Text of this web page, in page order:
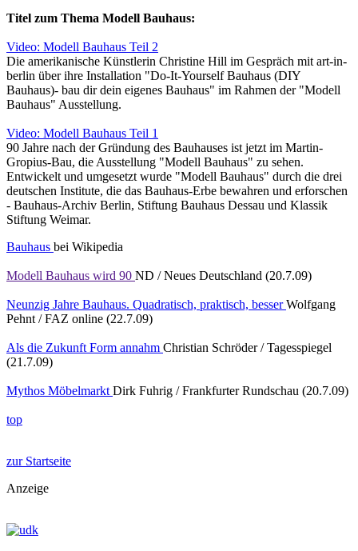
Titel zum Thema Modell Bauhaus:
Video: Modell Bauhaus Teil 2
Die amerikanische Künstlerin Christine Hill im Gespräch mit art-in-
berlin über ihre Installation "Do-It-Yourself Bauhaus (DIY
Bauhaus)- bau dir dein eigenes Bauhaus" im Rahmen der "Modell
Bauhaus" Ausstellung.
Video: Modell Bauhaus Teil 1
90 Jahre nach der Gründung des Bauhauses ist jetzt im Martin-
Gropius-Bau, die Ausstellung "Modell Bauhaus" zu sehen.
Entwickelt und umgesetzt wurde "Modell Bauhaus" durch die drei
deutschen Institute, die das Bauhaus-Erbe bewahren und erforschen
- Bauhaus-Archiv Berlin, Stiftung Bauhaus Dessau und Klassik
Stiftung Weimar.
Bauhaus bei Wikipedia
Modell Bauhaus wird 90 ND / Neues Deutschland (20.7.09)
Neunzig Jahre Bauhaus. Quadratisch, praktisch, besserWolfgang
Pehnt / FAZ online (22.7.09)
Als die Zukunft Form annahm Christian Schröder / Tagesspiegel
(21.7.09)
Mythos Möbelmarkt Dirk Fuhrig / Frankfurter Rundschau (20.7.09)
top
zur Startseite
Anzeige